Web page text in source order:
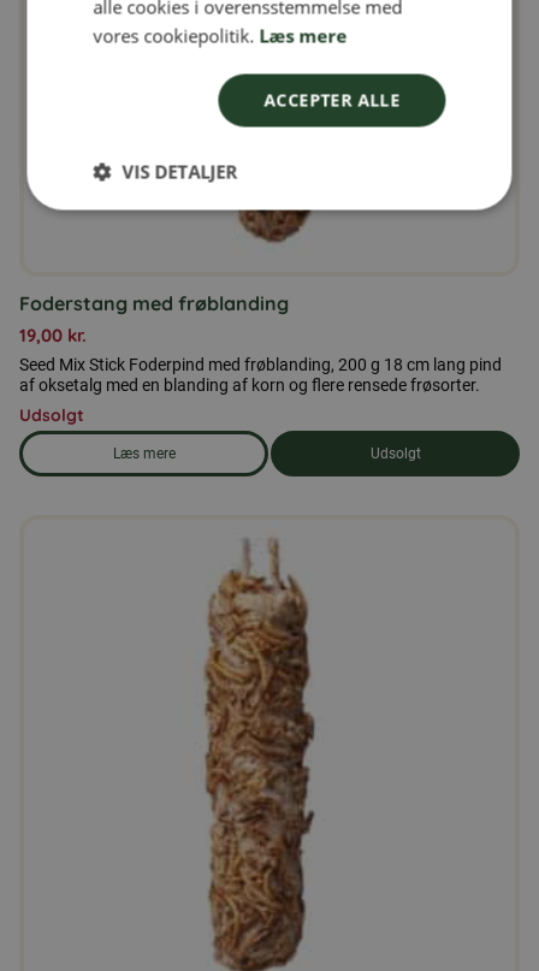
Foderstang med frøblanding
19,00 kr.
Seed Mix Stick Foderpind med frøblanding, 200 g 18 cm lang pind
af oksetalg med en blanding af korn og flere rensede frøsorter.
Udsolgt
Læs mere
om produkten Foderstang med frøblanding
Udsolgt
NORWEGIAN
alle cookies i overensstemmelse med
vores cookiepolitik. Læs mere
ACCEPTER ALLE
VIS DETALJER